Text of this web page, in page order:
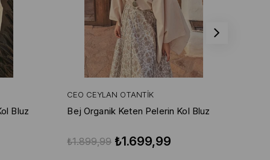
Bluz
CEO CEYLAN OTANTIK
Bej Organik Keten Pelerin Kol Bluz
₺1.699,99
₺1.899,99